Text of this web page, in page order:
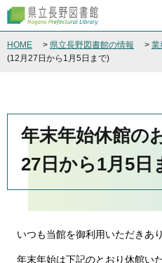
県立長野図書館
HOME > 県立長野図書館の情報 > 業
(12月27日から1月5日まで)
年末年始休館の
27日から1月5日
いつも当館を御利用いただきあ
年末年始は下記のとおり休館い